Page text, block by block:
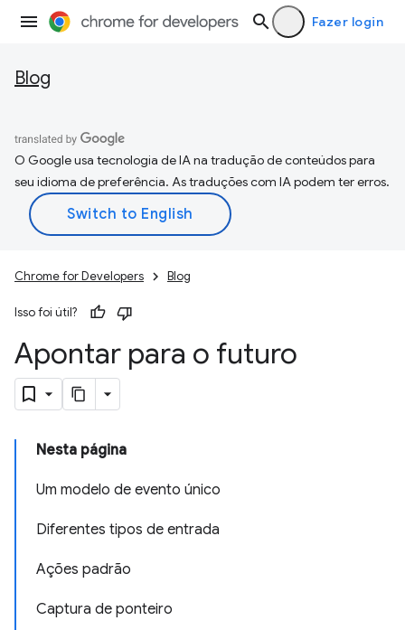
Fazer login
Blog
O Google usa tecnologia de IA na tradução de conteúdos para
seu idioma de preferência. As traduções com IA podem ter erros.
Chrome for Developers Blog
Isso foi útil?
Apontar para o futuro
Nesta página
Um modelo de evento único
Diferentes tipos de entrada
Ações padrão
Captura de ponteiro